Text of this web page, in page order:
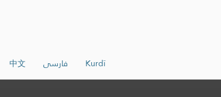
中文 فارسی Kurdî